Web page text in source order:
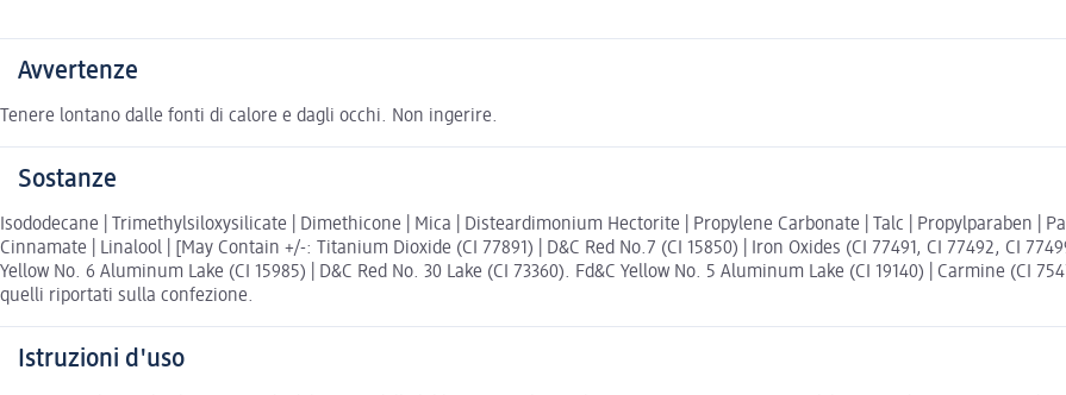
Avvertenze
Tenere lontano dalle fonti di calore e dagli occhi. Non ingerire.
Sostanze
Isododecane | Trimethylsiloxysilicate | Dimethicone | Mica | Disteardimonium Hectorite | Propylene Carbonate | Talc | Propylparaben |
Cinnamate | Linalool | [May Contain +/-: Titanium Dioxide (CI 77891) | D&C Red No.7 (CI 15850) | Iron Oxides (CI 77491, CI 77492, CI
Yellow No. 6 Aluminum Lake (CI 15985) | D&C Red No. 30 Lake (CI 73360). Fd&C Yellow No. 5 Aluminum Lake (CI 19140) | Carmine
quelli riportati sulla confezione.
Istruzioni d'uso